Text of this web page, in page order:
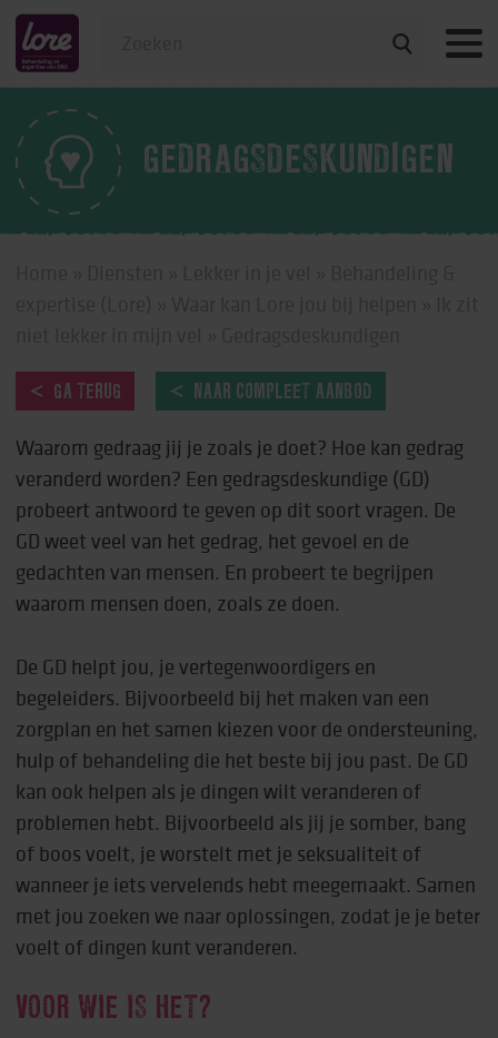
Veelgestelde vragen
GEDRAGSDESKUNDIGEN
GA TERUG NAAR COMPLEET AANBOD
Waarom gedraag jij je zoals je doet? Hoe kan gedrag
veranderd worden? Een gedragsdeskundige (GD)
probeert antwoord te geven op dit soort vragen. De
GD weet veel van het gedrag, het gevoel en de
gedachten van mensen. En probeert te begrijpen
waarom mensen doen, zoals ze doen.
De GD helpt jou, je vertegenwoordigers en
begeleiders. Bijvoorbeeld bij het maken van een
zorgplan en het samen kiezen voor de ondersteuning,
hulp of behandeling die het beste bij jou past. De GD
kan ook helpen als je dingen wilt veranderen of
problemen hebt. Bijvoorbeeld als jij je somber, bang
of boos voelt, je worstelt met je seksualiteit of
wanneer je iets vervelends hebt meegemaakt. Samen
met jou zoeken we naar oplossingen, zodat je je beter
voelt of dingen kunt veranderen.
VOOR WIE IS HET?